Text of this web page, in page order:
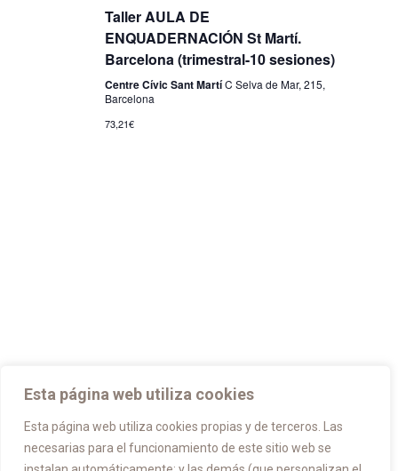
Esta página web utiliza cookies
Esta página web utiliza cookies propias y de terceros. Las
necesarias para el funcionamiento de este sitio web se
Taller AULA DE
ENQUADERNACIÓN St Martí.
Barcelona (trimestral-10 sesiones)
Centre Cívic Sant MartíC Selva de Mar, 215,
Barcelona
73,21€